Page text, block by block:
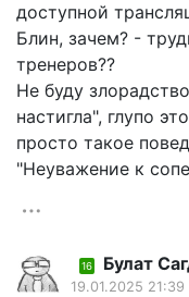
доступной
Блин, зачем? -
тренеров??
Не буду
настигла", глупо
просто такое
"Неуважение к
16 Булат
19.01.2025 21:39